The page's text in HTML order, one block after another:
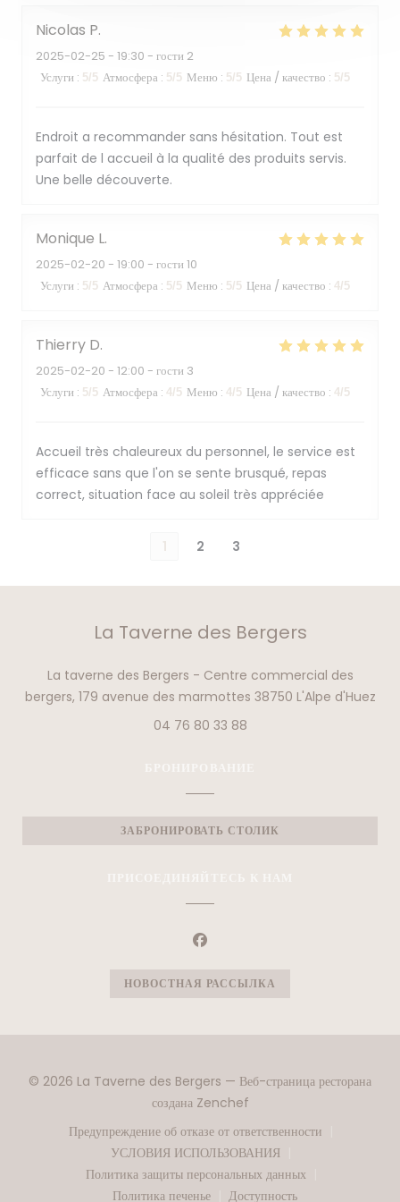
Nicolas P
2025-02-25 - 19:30 - гости 2
Услуги : 5/5 Атмосфера : 5/5 Меню : 5/5 Цена / качество : 5/5
Endroit a recommander sans hésitation. Tout est
parfait de l accueil à la qualité des produits servis.
Une belle découverte.
Monique L
2025-02-20 - 19:00 - гости 10
Услуги : 5/5 Атмосфера : 5/5 Меню : 5/5 Цена / качество : 4/5
Thierry D
2025-02-20 - 12:00 - гости 3
Услуги : 5/5 Атмосфера : 4/5 Меню : 4/5 Цена / качество : 4/5
Accueil très chaleureux du personnel, le service est
efficace sans que l'on se sente brusqué, repas
correct, situation face au soleil très appréciée
1 2 3
La Taverne des Bergers
La taverne des Bergers - Centre commercial des
bergers, 179 avenue des marmottes 38750 L'Alpe d'Huez
04 76 80 33 88
ЗАБРОНИРОВАТЬ СТОЛИК
Facebook ((открывается в
НОВОСТНАЯ РАССЫЛКА
© 2026 La Taverne des Bergers — Веб-страница ресторана
создана Zenchef((открывается в новом
Предупреждение об отказе от ответственности
((открывается в новом окне))
УСЛОВИЯ ИСПОЛЬЗОВАНИЯ
((открывается в новом окне))
Политика защиты персональных данных
((открывается в новом окне))
Политика печенье Доступность